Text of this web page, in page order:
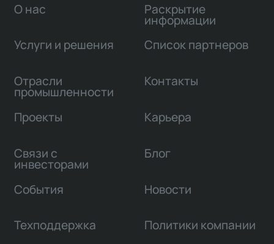
О нас
Услуги и решения
Отрасли
промышленности
Проекты
Связи с
инвесторами
Раскрытие
информации
Список партнеров
Контакты
Карьера
Блог
События Новости
Техподдержка Политики компании